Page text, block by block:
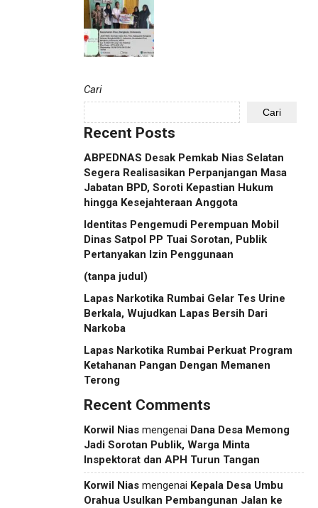
Cari
Cari
Recent Posts
ABPEDNAS Desak Pemkab Nias Selatan
Segera Realisasikan Perpanjangan Masa
Jabatan BPD, Soroti Kepastian Hukum
hingga Kesejahteraan Anggota
Identitas Pengemudi Perempuan Mobil
Dinas Satpol PP Tuai Sorotan, Publik
Pertanyakan Izin Penggunaan
(tanpa judul)
Lapas Narkotika Rumbai Gelar Tes Urine
Berkala, Wujudkan Lapas Bersih Dari
Narkoba
Lapas Narkotika Rumbai Perkuat Program
Ketahanan Pangan Dengan Memanen
Terong
Recent Comments
Korwil Nias mengenai Dana Desa Memong
Jadi Sorotan Publik, Warga Minta
Inspektorat dan APH Turun Tangan
Korwil Nias mengenai Kepala Desa Umbu
Orahua Usulkan Pembangunan Jalan ke